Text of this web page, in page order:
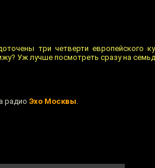
три четверти европейского
Уж лучше посмотреть сразу на
радио Эхо Москвы.